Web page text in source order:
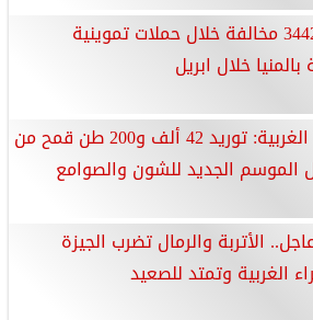
تحرير 3442 مخالفة خلال حملات تموينية
بالمنيا خلال ابريل
تموين الغربية: توريد 42 ألف و200 طن قمح من
الجديد للشون والصوامع
الأتربة والرمال تضرب الجيزة
الغربية وتمتد للصعيد